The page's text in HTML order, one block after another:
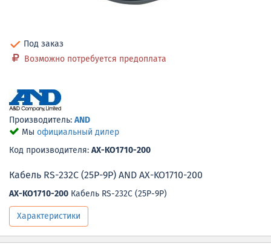
Под заказ
Возможно потребуется предоплата
Производитель: AND
Мы официальный дилер
Код производителя: AX-KO1710-200
Кабель RS-232C (25P-9P) AND AX-KO1710-200
AX-KO1710-200 Кабель RS-232C (25P-9P)
Характеристики